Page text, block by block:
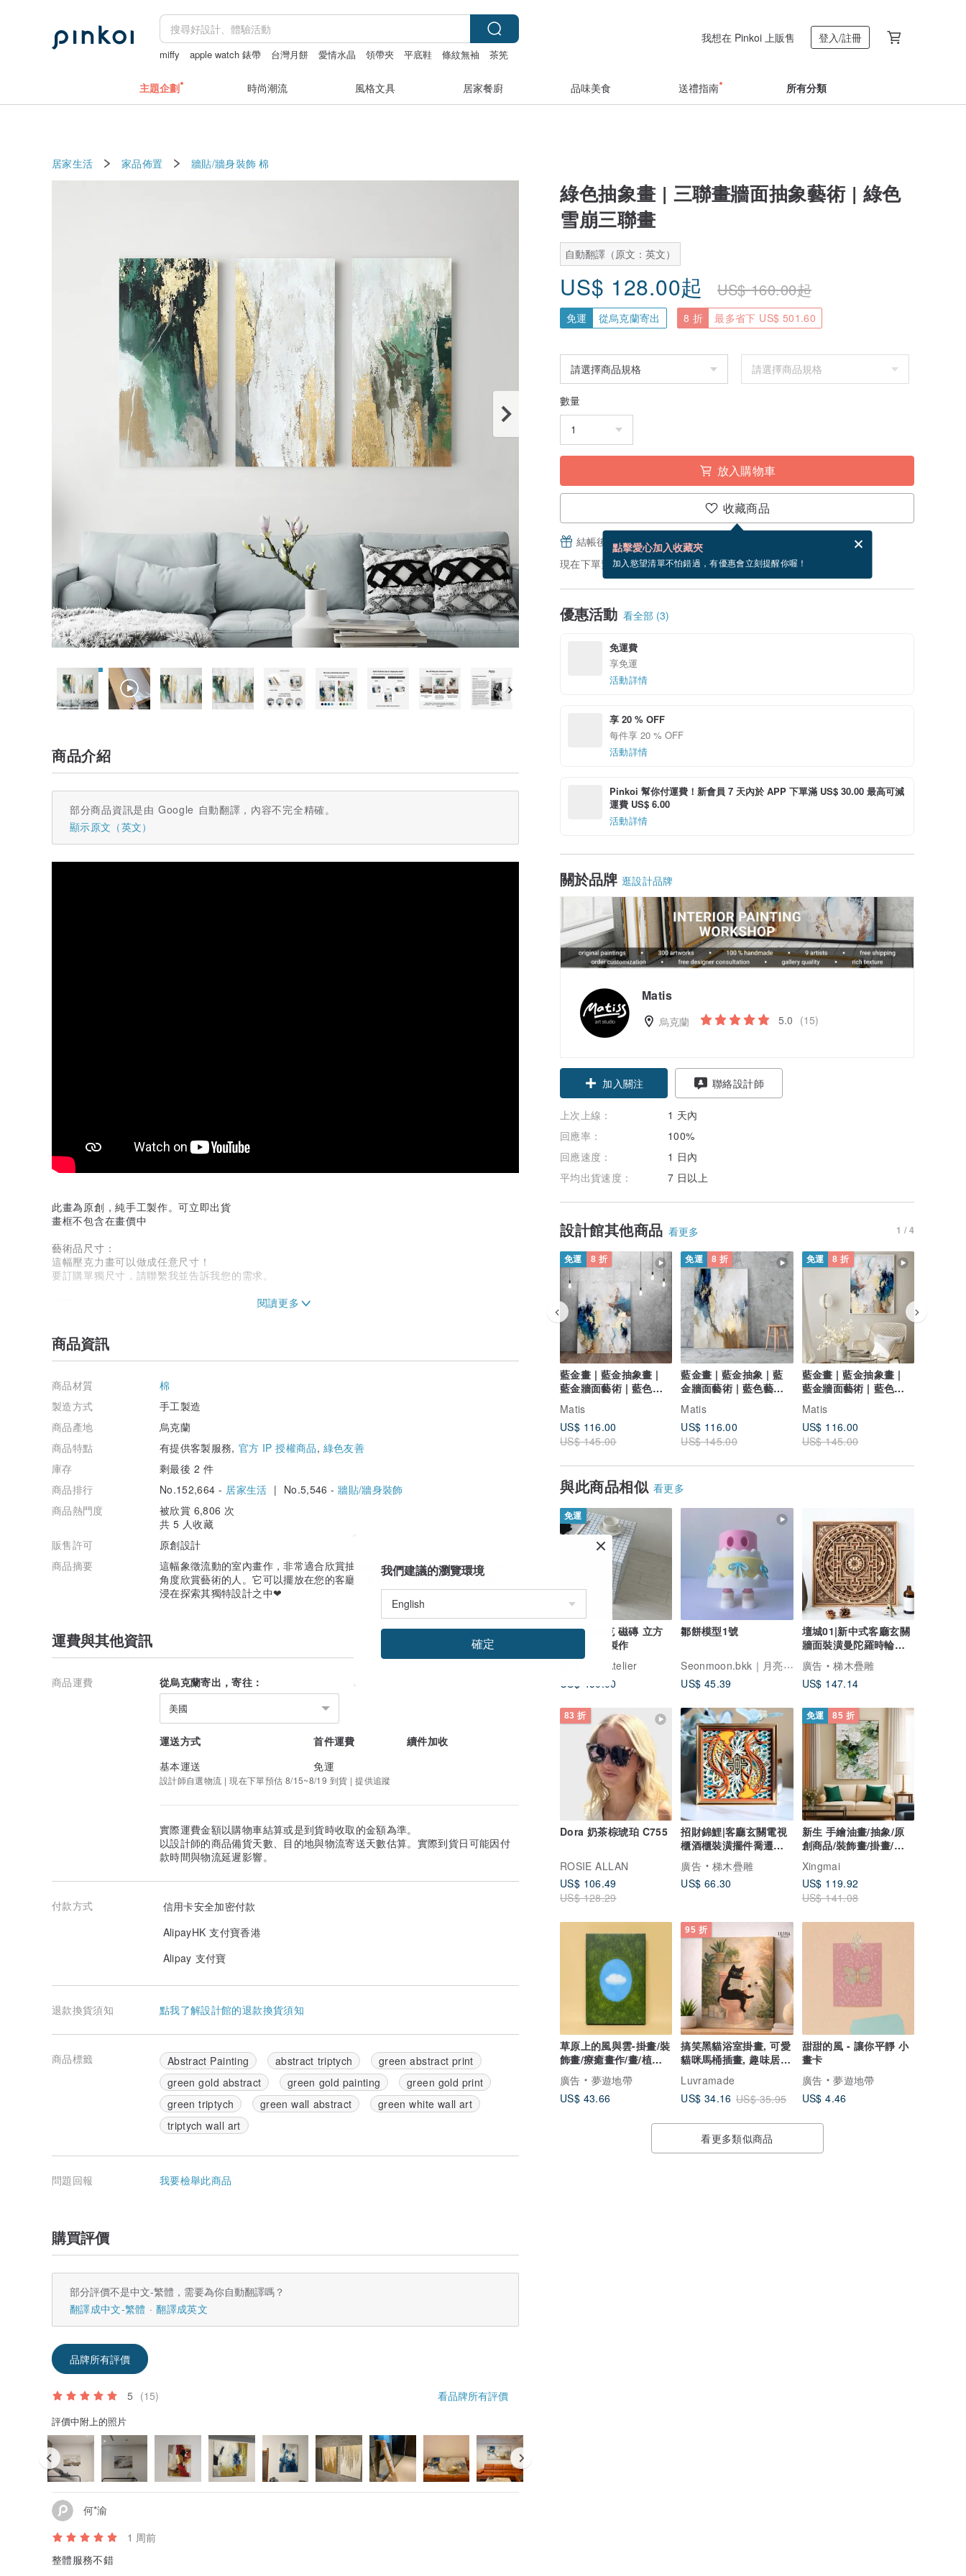
miffy apple watch 錶帶 台灣月餅 愛情水晶 領帶夾 平底鞋 條紋無袖 茶筅
我想在 Pinkoi 上販售 登入/註冊
主題企劃 時尚潮流 風格文具 居家餐廚 品味美食 送禮指南 所有分類
居家生活 家品佈置 牆貼/牆身裝飾 棉
綠色抽象畫 | 三聯畫牆面抽象藝術 | 綠色
雪崩三聯畫
自動翻譯（原文：英文）
US$ 128.00起 US$160.00起
免運 從烏克蘭寄出 8 折 最多省下 US$ 501.60
數量
放入購物車
收藏商品
點擊愛心加入收藏夾
加入慾望清單不怕錯過，有優惠會立刻提醒你喔！
結帳後填寫並分享，免費幫你寄送電子賀卡。
電子賀卡是什麼？
現在下單預估 8/15~8/19 到貨。
優惠活動 看全部 (3)
免運費
享免運
活動詳情
享 20 % OFF
每件享 20 % OFF
活動詳情
Pinkoi 幫你付運費！新會員 7 天內於 APP 下單滿 US$ 30.00 最高可減
運費 US$ 6.00
活動詳情
關於品牌 逛設計品牌
Matis
烏克蘭 5.0 (15)
加入關注 聯絡設計師
上次上線：
1 天內
回應率：
100%
回應速度：
1 日內
平均出貨速度：
7 日以上
設計館其他商品 看更多 1 / 4
免運 8 折
藍金畫 | 藍金抽象畫 |
藍金牆面藝術 | 藍色藝
術 | 流程 2
Matis
US$ 116.00
US$ 145.00
免運 8 折
藍金畫 | 藍金抽象 | 藍
金牆面藝術 | 藍色藝術
|Flow 1
Matis
US$ 116.00
US$ 145.00
免運 8 折
藍金畫 | 藍金抽象畫 |
藍金牆面藝術 | 藍色藝
術 | 流程 4
Matis
US$ 116.00
US$ 145.00
與此商品相似 看更多
免運
白色 馬賽克 磁磚 立方
邊桌 手工 製作
DY.Atelier
US$ 450.00
鄒餅模型1號
Seonmoon.bkk｜月亮手作
US$ 45.39
壇城01|新中式客廳玄關
牆面裝潢曼陀羅時輪金
剛鎮宅裝潢
廣告
梯木疊雕
US$ 147.14
83 折
Dora 奶茶棕琥珀 C755
ROSIE ALLAN
US$ 106.49
US$ 128.29
招財錦鯉|客廳玄關電視
櫃酒櫃裝潢擺件喬遷新
居開業禮品
廣告
梯木疊雕
US$ 66.30
免運 85 折
新生 手繪油畫/抽象/原
創商品/裝飾畫/掛畫/客
Xingmai
US$ 119.92
US$ 141.08
草原上的風與雲-掛畫/裝
飾畫/療癒畫作/畫/植物/
草/雲/天空/森林
廣告
夢遊地帶
US$ 43.66
95 折
搞笑黑貓浴室掛畫, 可愛
貓咪馬桶插畫, 趣味居家
Luvramade
US$ 34.16 US$ 35.95
甜甜的風 - 讓你平靜 小
畫卡
廣告
夢遊地帶
US$ 4.46
看更多類似商品
商品介紹
部分商品資訊是由 Google 自動翻譯，內容不完全精確。
顯示原文（英文）
此畫為原創，純手工製作。可立即出貨
畫框不包含在畫價中
藝術品尺寸：
這幅壓克力畫可以做成任意尺寸！
要訂購單獨尺寸，請聯繫我並告訴我您的需求。
* 您可以訂購任意尺寸，並根據需要更改顏色
* 原創手工布面壓克力畫、金壓克力。
* 禮物：給她，給他，給父母
* 慶祝活動：暖心、生日、婚禮、聖誕節
* 免運費
如果您需要在照片正面或背面簽名，請寫信告訴我在哪個角落簽名。
祝您觀看愉快！
商品資訊
商品材質
棉
製造方式
手工製造
商品產地
烏克蘭
商品特點
有提供客製服務, 官方 IP 授權商品, 綠色友善
庫存
剩最後 2 件
商品排行
No.152,664 - 居家生活 | No.5,546 -牆貼/牆身裝飾
商品熱門度
被欣賞 6,806 次
共 5 人收藏
販售許可
原創設計
商品摘要
這幅象徵流動的室內畫作，非常適合欣賞抽象藝術、能夠從更微妙、更不同的
角度欣賞藝術的人。它可以擺放在您的客廳、餐廳或私人辦公室，讓您隨時沉
浸在探索其獨特設計之中❤
運費與其他資訊
商品運費 從烏克蘭寄出，寄往：
美國
運送方式 首件運費
續件加收
基本運送
免運
設計師自選物流 | 現在下單預估 8/15~8/19 到貨 | 提供追蹤
實際運費金額以購物車結算或是到貨時收取的金額為準。
以設計師的商品備貨天數、目的地與物流寄送天數估算。實際到貨日可能因付
款時間與物流延遲影響。
付款方式
信用卡安全加密付款
AlipayHK 支付寶香港
Alipay 支付寶
退款換貨須知 點我了解設計館的退款換貨須知
商品標籤 Abstract Painting abstract triptych
green abstract print
green gold abstract
green gold painting
green gold print
green triptych
green wall abstract
green white wall art
triptych wall art
問題回報 我要檢舉此商品
購買評價
部分評價不是中文-繁體，需要為你自動翻譯嗎？
翻譯成中文-繁體
翻譯成英文
品牌所有評價
5 (15) 看品牌所有評價
評價中附上的照片
何*渝
1 周前
整體服務不錯
我們建議的瀏覽環境
確定